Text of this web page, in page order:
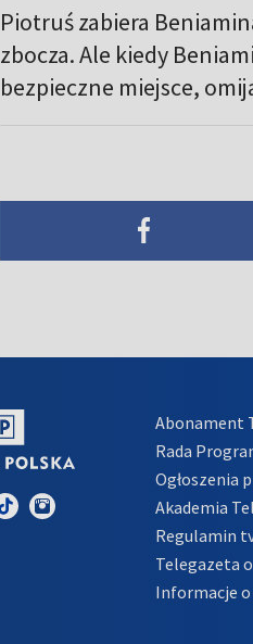
Piotruś zabiera
zbocza. Ale kiedy
bezpieczne miejsce,
Abonament
Rada
Ogłoszenia
Akademia
Regulamin
Telegazeta
Informacje o